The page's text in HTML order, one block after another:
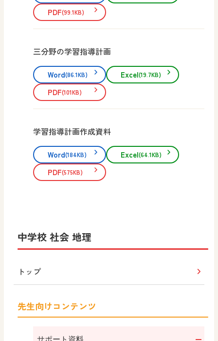
PDF(99.1KB)
三分野の学習指導計画
Word(86.1KB) Excel(19.7KB)
PDF(101KB)
学習指導計画作成資料
Word(184KB) Excel(64.1KB)
PDF(575KB)
中学校 社会 地理
トップ
先生向けコンテンツ
サポート資料